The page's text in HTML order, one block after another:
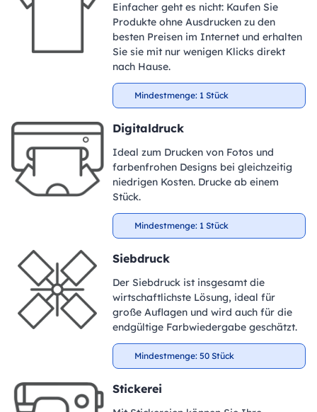
Einfacher geht es nicht: Kaufen Sie
Produkte ohne Ausdrucken zu den
besten Preisen im Internet und erhalten
Sie sie mit nur wenigen Klicks direkt
nach Hause.
Mindestmenge: 1 Stück
Digitaldruck
Ideal zum Drucken von Fotos und
farbenfrohen Designs bei gleichzeitig
niedrigen Kosten. Drucke ab einem
Stück.
Mindestmenge: 1 Stück
Siebdruck
Der Siebdruck ist insgesamt die
wirtschaftlichste Lösung, ideal für
große Auflagen und wird auch für die
endgültige Farbwiedergabe geschätzt.
Mindestmenge: 50 Stück
Stickerei